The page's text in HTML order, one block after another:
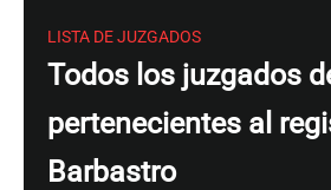
LISTA DE JUZGADOS
Todos los juzgados
pertenecientes al
Barbastro